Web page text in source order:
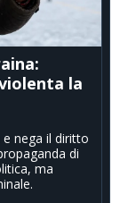
la
nega il diritto
di
ma